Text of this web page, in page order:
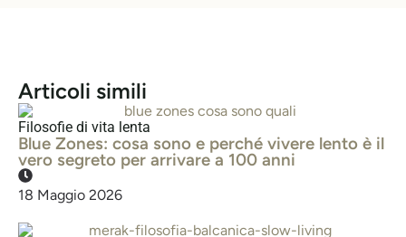
Articoli simili
Filosofie di vita lenta
Blue Zones: cosa sono e perché vivere lento è il
vero segreto per arrivare a 100 anni
18 Maggio 2026